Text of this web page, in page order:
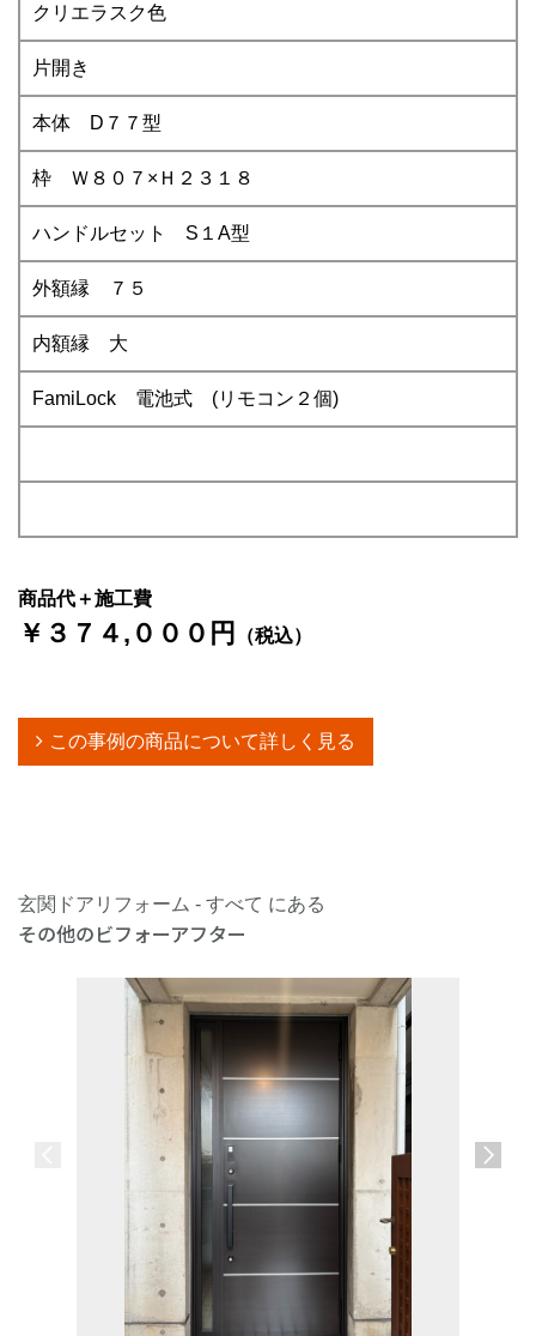
クリエラスク色
片開き
本体 D７７型
枠 Ｗ８０７×Ｈ２３１８
ハンドルセット S１A型
外額縁 ７５
内額縁 大
FamiLock 電池式 (リモコン２個)
商品代＋施工費
￥３７４,０００円 （税込）
この事例の商品について詳しく見る
玄関ドアリフォーム - すべて にある
その他のビフォーアフター